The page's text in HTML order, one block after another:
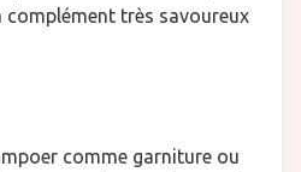
très savoureux
comme garniture ou